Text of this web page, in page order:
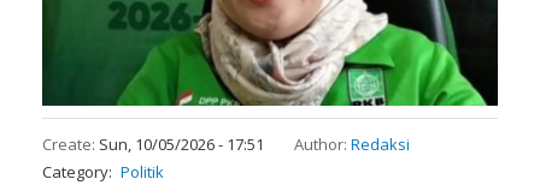
Create: Sun, 10/05/2026 - 17:51 Author: Redaksi
Category Politik